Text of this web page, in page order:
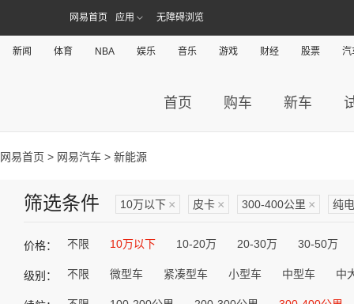
网易首页 应用 无障碍浏览
新闻 体育 NBA 娱乐 音乐 游戏 财经 股票 汽
首页 购车 新车
网易首页 > 网易汽车 > 新能源
筛选条件 10万以下 × 皮卡 × 300-400公里 × 纯
价格： 不限 10万以下 10-20万 20-30万 30-50万
级别： 不限 微型车 紧凑型车 小型车 中型车 中